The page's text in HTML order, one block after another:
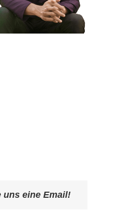
uns eine Email!